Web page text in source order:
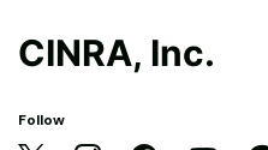
CINRA, Inc.
Follow